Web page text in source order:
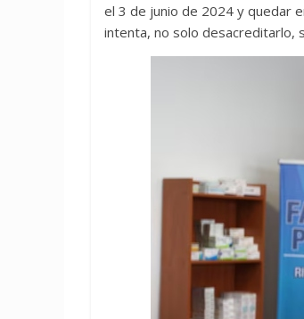
el 3 de junio de 2024 y quedar
intenta, no solo desacreditarlo,